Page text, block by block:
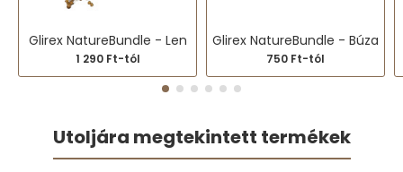
Glirex NatureBundle - Len
1 290 Ft-tól
Glirex NatureBundle - Búza
750 Ft-tól
Utoljára megtekintett termékek